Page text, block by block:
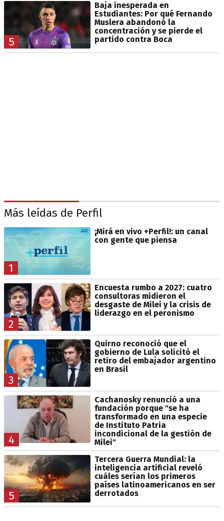
5
Baja inesperada en
Estudiantes: Por qué Fernando
Muslera abandonó la
concentración y se pierde el
partido contra Boca
Más leídas de Perfil
1
¡Mirá en vivo +Perfil!: un canal
con gente que piensa
2
Encuesta rumbo a 2027: cuatro
consultoras midieron el
desgaste de Milei y la crisis de
liderazgo en el peronismo
3
Quirno reconoció que el
gobierno de Lula solicitó el
retiro del embajador argentino
en Brasil
4
Cachanosky renunció a una
fundación porque "se ha
transformado en una especie
de Instituto Patria
incondicional de la gestión de
Milei"
5
Tercera Guerra Mundial: la
inteligencia artificial reveló
cuáles serían los primeros
países latinoamericanos en ser
derrotados